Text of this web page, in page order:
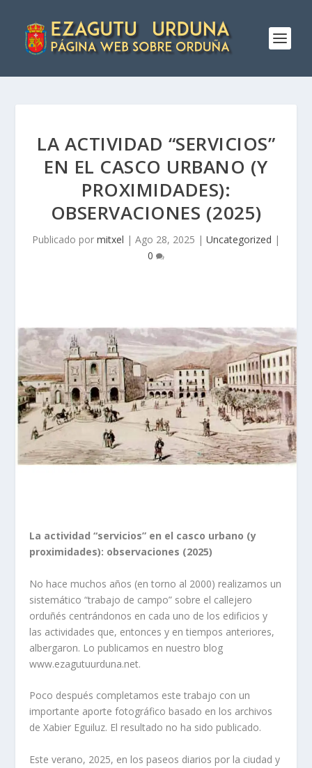
LA ACTIVIDAD “SERVICIOS”
EN EL CASCO URBANO (Y
PROXIMIDADES):
OBSERVACIONES (2025)
Publicado por mitxel | Ago 28, 2025 | Uncategorized |
0
La actividad “servicios” en el casco urbano (y
proximidades): observaciones (2025)
No hace muchos años (en torno al 2000) realizamos un
sistemático “trabajo de campo” sobre el callejero
orduñés centrándonos en cada uno de los edificios y
las actividades que, entonces y en tiempos anteriores,
albergaron. Lo publicamos en nuestro blog
www.ezagutuurduna.net.
Poco después completamos este trabajo con un
importante aporte fotográfico basado en los archivos
de Xabier Eguiluz. El resultado no ha sido publicado.
Este verano, 2025, en los paseos diarios por la ciudad y